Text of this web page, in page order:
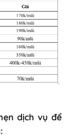
dịch vụ để